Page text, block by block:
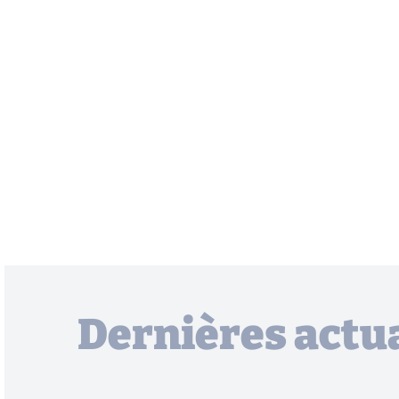
Dernières